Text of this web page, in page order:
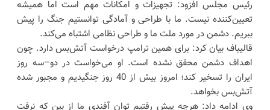
رئیس مجلس افزود: تجهیزات و امکانات مهم است اما همیشه
تعیین‌کننده نیست. ما با طراحی و آمادگی توانستیم جنگ را پیش
ببریم. دشمن در مورد ملت ما و طراحی نظامی اشتباه می‌کند.
قالیباف بیان کرد: برای همین ترامپ درخواست آتش‌بس دارد. چون
اهداف دشمن محقق نشده است. او می‌خواست در دو–سه روز
ایران را تسخیر کند؛ امروز بیش از 40 روز جنگیدیم و مجبور شده
آتش‌بس بخواهد.
وی ادامه داد: هرچه پیش رفتیم توان آفندی ما از بین که نرفت